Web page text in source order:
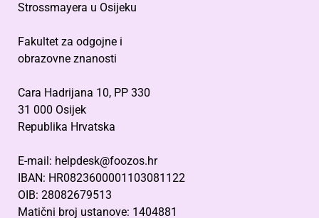
Strossmayera u Osijeku
Fakultet za odgojne i
obrazovne znanosti
Cara Hadrijana 10, PP 330
31 000 Osijek
Republika Hrvatska
E-mail: helpdesk@foozos.hr
IBAN: HR0823600001103081122
OIB: 28082679513
Matični broj ustanove: 1404881